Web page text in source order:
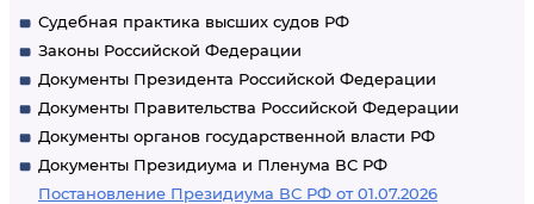
Судебная практика высших судов РФ
Законы Российской Федерации
Документы Президента Российской Федерации
Документы Правительства Российской Федерации
Документы органов государственной власти РФ
Документы Президиума и Пленума ВС РФ
Постановление Президиума ВС РФ от 01.07.2026